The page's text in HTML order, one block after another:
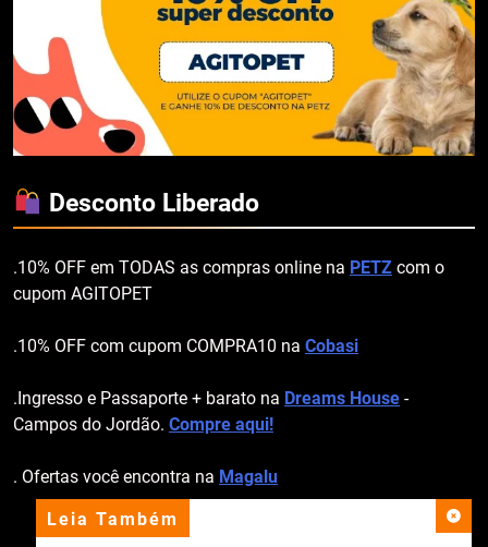
Leia Também
Desconto Liberado
.10% OFF em TODAS as compras online na PETZ com o
cupom AGITOPET
.10% OFF com cupom COMPRA10 na Cobasi
.Ingresso e Passaporte + barato na Dreams House -
Campos do Jordão. Compre aqui!
. Ofertas você encontra na Magalu
apoio institucional